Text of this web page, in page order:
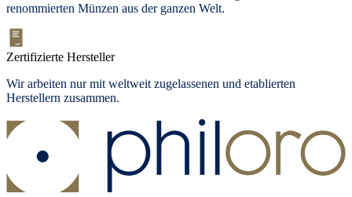
renommierten Münzen aus der ganzen Welt.
Zertifizierte Hersteller
Wir arbeiten nur mit weltweit zugelassenen und etablierten
Herstellern zusammen.